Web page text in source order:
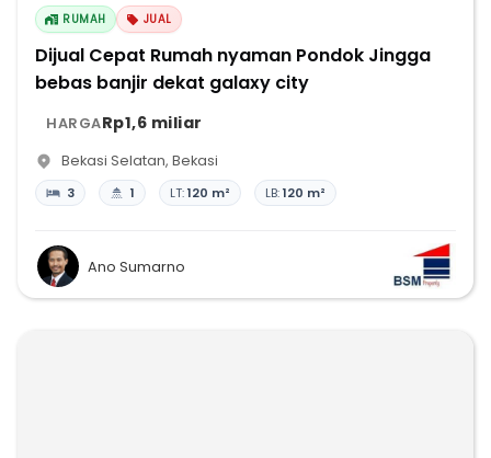
RUMAH JUAL
Dijual Cepat Rumah nyaman Pondok Jingga
bebas banjir dekat galaxy city
HARGARp1,6 miliar
Bekasi Selatan, Bekasi
3 1 LT:120 m² LB:120 m²
Ano Sumarno